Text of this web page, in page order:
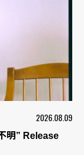
2026.08.09
明” Release